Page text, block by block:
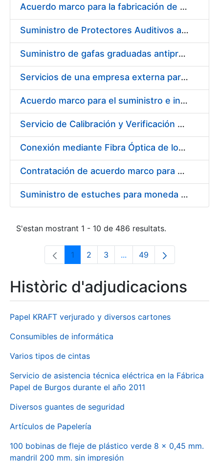
Acuerdo marco para la fabricación de piezas
Suministro de Protectores Auditivos a medida para las personas trabajadoras de los Centros de Trabajo de Madrid y Burgos
Suministro de gafas graduadas antiproyecciones para los trabajadores de la FNMT-RCM en los centros de trabajo de Madrid y Burgos
Servicios de una empresa externa para el asesoramiento y resolución de los recursos de alzada que se presentan relacionados con procesos de selección para la FNMT-RCM
Acuerdo marco para el suministro e instalación de persianas, estores y otros complementos
Servicio de Calibración y Verificación Externa de los Equipos de Medición del Servicio de Prevención de la FNMT-RCM
Conexión mediante Fibra Óptica de los Centros de Proceso de Datos (CPDs) de las sedes de la FNMT-RCM de Burgos y Madrid
Contratación de acuerdo marco para el Suministro de Material de Electricidad para la Fábrica Nacional de Moneda y Timbre-Real Casa de la Moneda en su centro de trabajo de Burgos
Suministro de estuches para moneda de 30 €
S'estan mostrant 1 - 10 de 486 resultats.
Pàgina
1 Pàgina
2 Pàgina
3 ...Pàgines intermèdies
Pàgina
49
Històric d'adjudicacions
Papel KRAFT verjurado y diversos cartones
Consumibles de informática
Varios tipos de cintas
Servicio de asistencia técnica eléctrica en la Fábrica
Papel de Burgos durante el año 2011
Diversos guantes de seguridad
Artículos de Papelería
100 bobinas de fleje de plástico verde 8 x 0,45 mm.
mandril 200 mm. sin impresión